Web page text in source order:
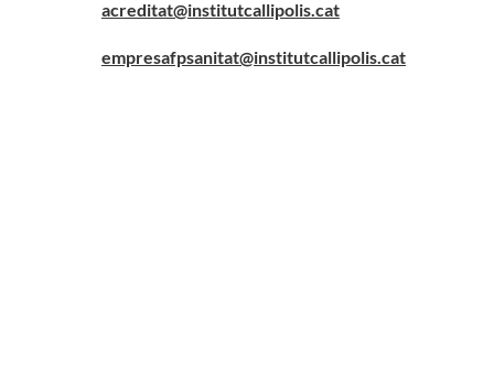
acreditat@institutcallipolis.cat
empresafpsanitat@institutcallipolis.cat